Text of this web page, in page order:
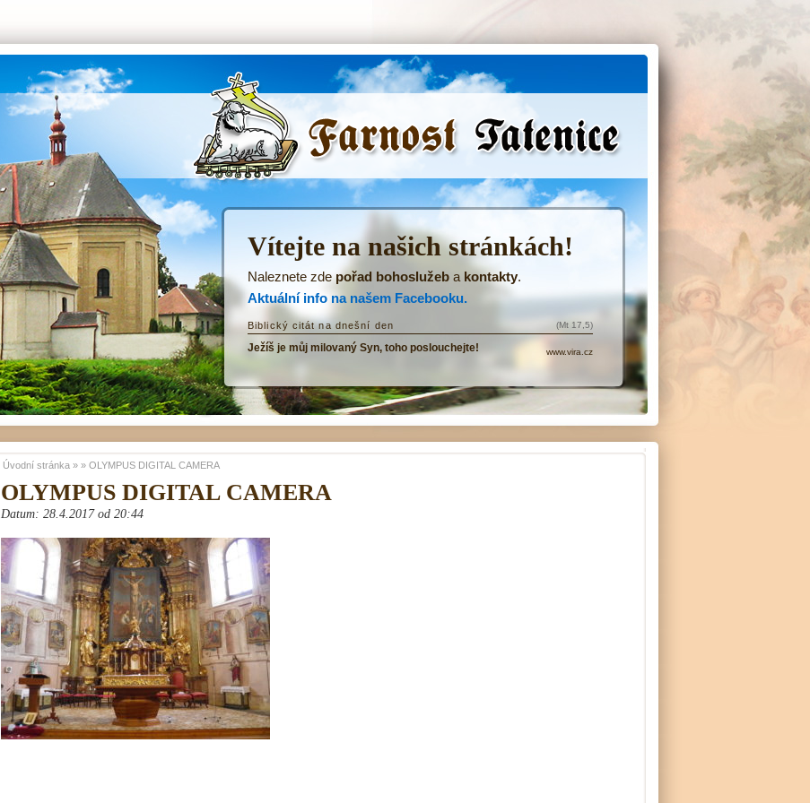
ŘKF Tatenice -
OLYMPUS DIGITAL CAMERA
Datum: 28.4.2017 od 20:44
Úvodní stránka » » OLYMPUS DIGITAL CAMERA
Vítejte na našich stránkách!
Naleznete zdepořad bohoslužeb a kontakty.
Aktuální info na našem Facebooku.
Biblický citát na dnešní den
Ježíš je můj milovaný Syn, toho poslouchejte!
(Mt 17,5)
www.vira.cz